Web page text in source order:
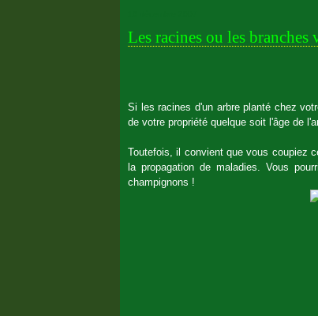
Les racines ou les
Si les racines d'un arbre planté chez
de votre propriété quelque soit l'âge de
Toutefois, il convient que vous coupiez
la propagation de maladies. Vous
champignons !